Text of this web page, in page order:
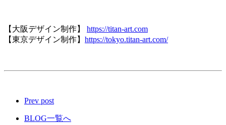
【大阪デザイン制作】 https://titan-art.com
【東京デザイン制作】 https://tokyo.titan-art.com/
Prev post
BLOG一覧へ